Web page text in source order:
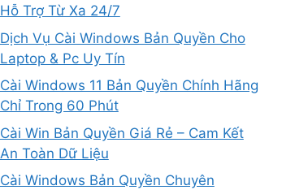
Hỗ Trợ Từ Xa 24/7
Dịch Vụ Cài Windows Bản Quyền Cho
Laptop & Pc Uy Tín
Cài Windows 11 Bản Quyền Chính Hãng
Chỉ Trong 60 Phút
Cài Win Bản Quyền Giá Rẻ – Cam Kết
An Toàn Dữ Liệu
Cài Windows Bản Quyền Chuyên